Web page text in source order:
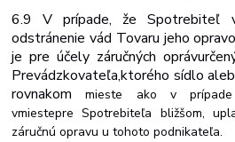
6.9 V prípade, že Spotrebiteľ
odstránenie vád Tovaru jeho
je pre účely záručných opráv
Prevádzkovateľa,ktorého sídlo
rovnakommieste ako v
vmiestepre Spotrebiteľa bližšom,
záručnú opravu u tohoto podnikateľa.